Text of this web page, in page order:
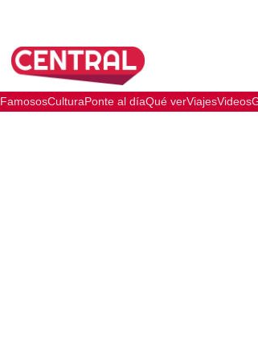
FamososCulturaPonte al díaQué verViajesVideos